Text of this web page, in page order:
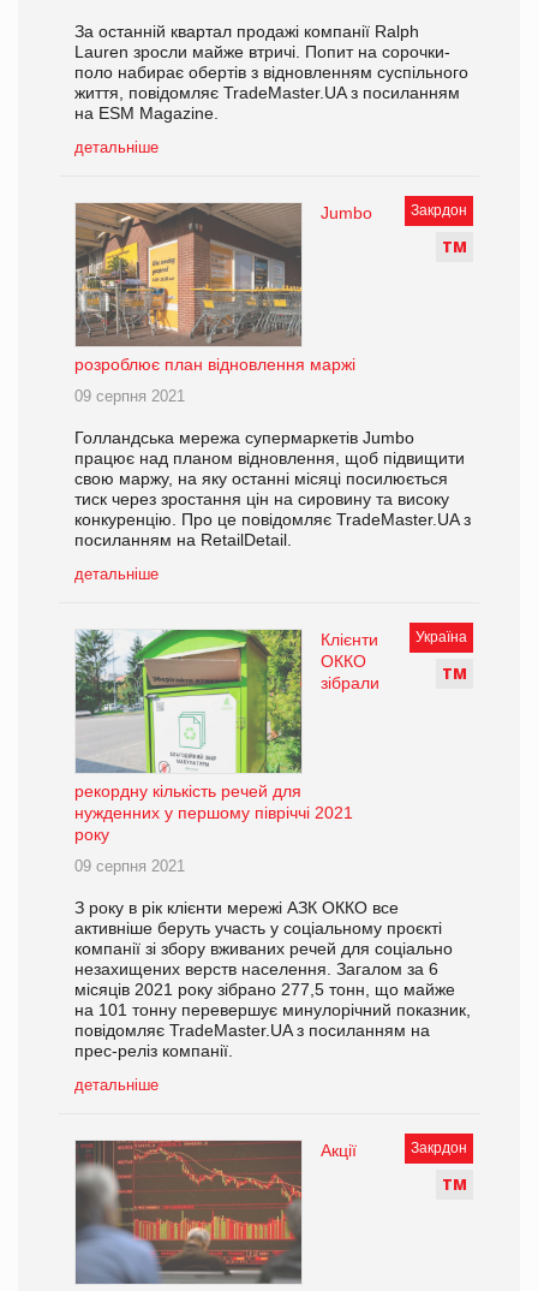
За останній квартал продажі компанії Ralph
Lauren зросли майже втричі. Попит на сорочки-
поло набирає обертів з відновленням суспільного
життя, повідомляє TradeMaster.UA з посиланням
на ESM Magazine.
детальніше
Закрдон
ТМ
Jumbo
розроблює план відновлення маржі
09 серпня 2021
Голландська мережа супермаркетів Jumbo
працює над планом відновлення, щоб підвищити
свою маржу, на яку останні місяці посилюється
тиск через зростання цін на сировину та високу
конкуренцію. Про це повідомляє TradeMaster.UA з
посиланням на RetailDetail.
детальніше
Україна
ТМ
Клієнти
ОККО
зібрали
рекордну кількість речей для
нужденних у першому півріччі 2021
року
09 серпня 2021
З року в рік клієнти мережі АЗК ОККО все
активніше беруть участь у соціальному проєкті
компанії зі збору вживаних речей для соціально
незахищених верств населення. Загалом за 6
місяців 2021 року зібрано 277,5 тонн, що майже
на 101 тонну перевершує минулорічний показник,
повідомляє TradeMaster.UA з посиланням на
прес-реліз компанії.
детальніше
Закрдон
ТМ
Акції